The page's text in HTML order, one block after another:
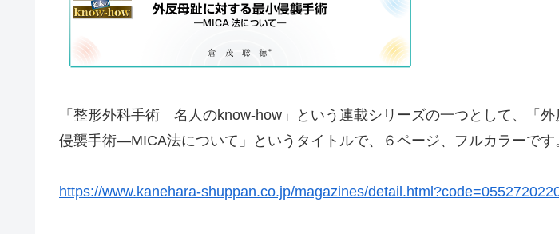
「整形外科手術 名人のknow-how」という連載シリーズの一つとして、「
侵襲手術―MICA法について」というタイトルで、６ページ、フルカラーです
https://www.kanehara-shuppan.co.jp/magazines/